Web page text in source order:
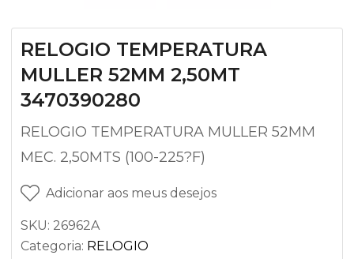
RELOGIO TEMPERATURA
MULLER 52MM 2,50MT
3470390280
RELOGIO TEMPERATURA MULLER 52MM
MEC. 2,50MTS (100-225?F)
Adicionar aos meus desejos
SKU: 26962A
Categoria: RELOGIO